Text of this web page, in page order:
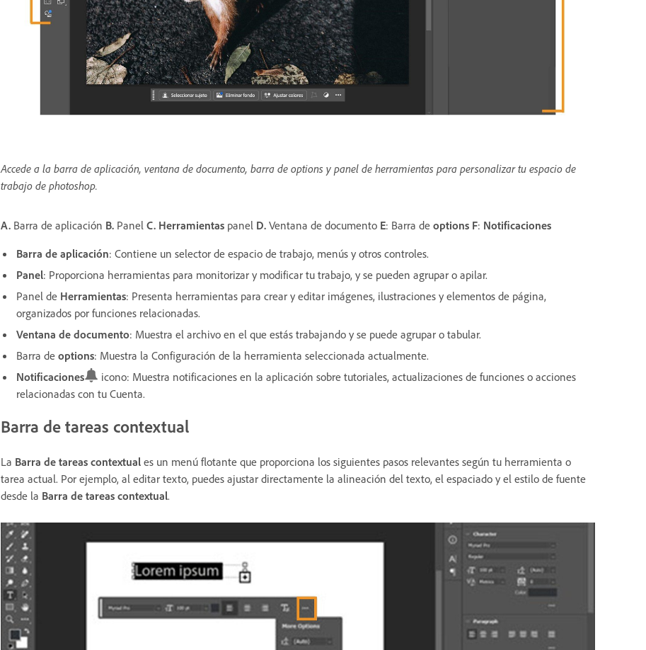
Accede a la barra de aplicación, ventana de documento, barra de options y panel de herramientas para personalizar tu espacio de
trabajo de photoshop.
A. Barra de aplicación B. Panel C. Herramientas panel D. Ventana de documento E: Barra de options F: Notificaciones
Barra de aplicación: Contiene un selector de espacio de trabajo, menús y otros controles.
Panel: Proporciona herramientas para monitorizar y modificar tu trabajo, y se pueden agrupar o apilar.
Panel de Herramientas: Presenta herramientas para crear y editar imágenes, ilustraciones y elementos de página,
organizados por funciones relacionadas.
Ventana de documento: Muestra el archivo en el que estás trabajando y se puede agrupar o tabular.
Barra de options: Muestra la Configuración de la herramienta seleccionada actualmente.
Notificaciones
icono: Muestra notificaciones en la aplicación sobre tutoriales, actualizaciones de funciones o acciones
relacionadas con tu Cuenta.
Barra de tareas contextual
La Barra de tareas contextual es un menú flotante que proporciona los siguientes pasos relevantes según tu herramienta o
tarea actual. Por ejemplo, al editar texto, puedes ajustar directamente la alineación del texto, el espaciado y el estilo de fuente
desde la Barra de tareas contextual.